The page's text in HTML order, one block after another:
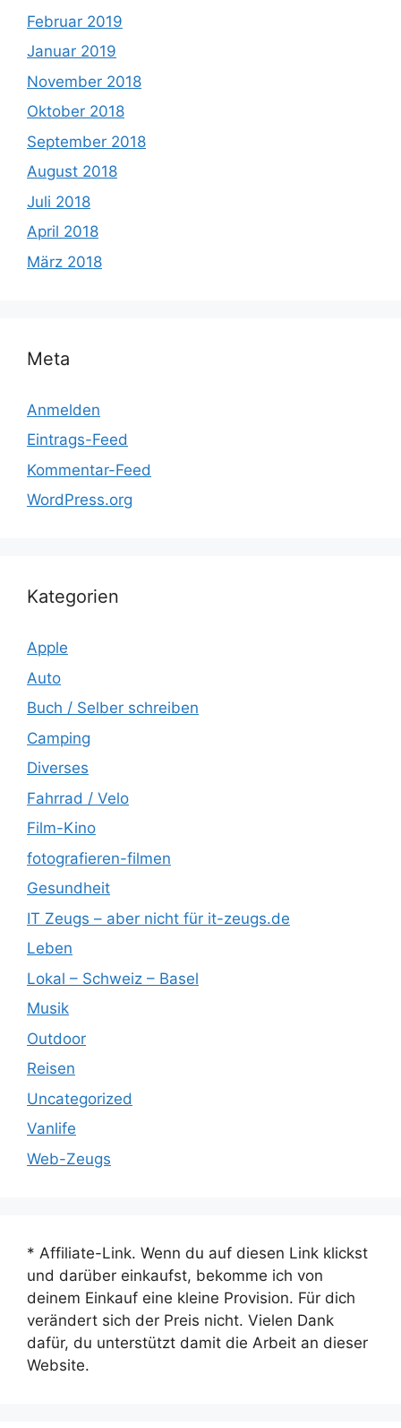
Februar 2019
Januar 2019
November 2018
Oktober 2018
September 2018
August 2018
Juli 2018
April 2018
März 2018
Meta
Anmelden
Eintrags-Feed
Kommentar-Feed
WordPress.org
Kategorien
Apple
Auto
Buch / Selber schreiben
Camping
Diverses
Fahrrad / Velo
Film-Kino
fotografieren-filmen
Gesundheit
IT Zeugs – aber nicht für it-zeugs.de
Leben
Lokal – Schweiz – Basel
Musik
Outdoor
Reisen
Uncategorized
Vanlife
Web-Zeugs
* Affiliate-Link. Wenn du auf diesen Link klickst
und darüber einkaufst, bekomme ich von
deinem Einkauf eine kleine Provision. Für dich
verändert sich der Preis nicht. Vielen Dank
dafür, du unterstützt damit die Arbeit an dieser
Website.